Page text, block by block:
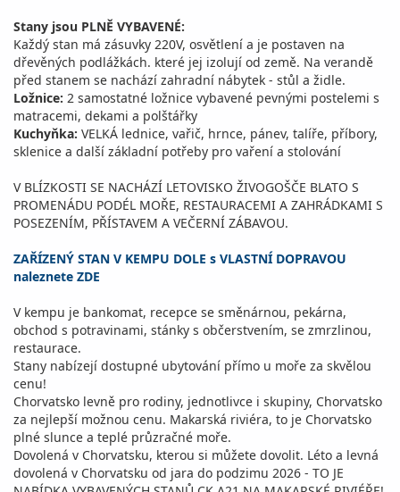
Stany jsou PLNĚ VYBAVENÉ:
Každý stan má zásuvky 220V, osvětlení a je postaven na
dřevěných podlážkách. které jej izolují od země. Na verandě
před stanem se nachází zahradní nábytek - stůl a židle.
Ložnice: 2 samostatné ložnice vybavené pevnými postelemi s
matracemi, dekami a polštářky
Kuchyňka: VELKÁ lednice, vařič, hrnce, pánev, talíře, příbory,
sklenice a další základní potřeby pro vaření a stolování
V BLÍZKOSTI SE NACHÁZÍ LETOVISKO ŽIVOGOŠČE BLATO S
PROMENÁDU PODÉL MOŘE, RESTAURACEMI A ZAHRÁDKAMI S
POSEZENÍM, PŘÍSTAVEM A VEČERNÍ ZÁBAVOU.
ZAŘÍZENÝ STAN V KEMPU DOLE s VLASTNÍ DOPRAVOU
naleznete ZDE
V kempu je bankomat, recepce se směnárnou, pekárna,
obchod s potravinami, stánky s občerstvením, se zmrzlinou,
restaurace.
Stany nabízejí dostupné ubytování přímo u moře za skvělou
cenu!
Chorvatsko levně pro rodiny, jednotlivce i skupiny, Chorvatsko
za nejlepší možnou cenu. Makarská riviéra, to je Chorvatsko
plné slunce a teplé průzračné moře.
Dovolená v Chorvatsku, kterou si můžete dovolit. Léto a levná
dovolená v Chorvatsku od jara do podzimu 2026 - TO JE